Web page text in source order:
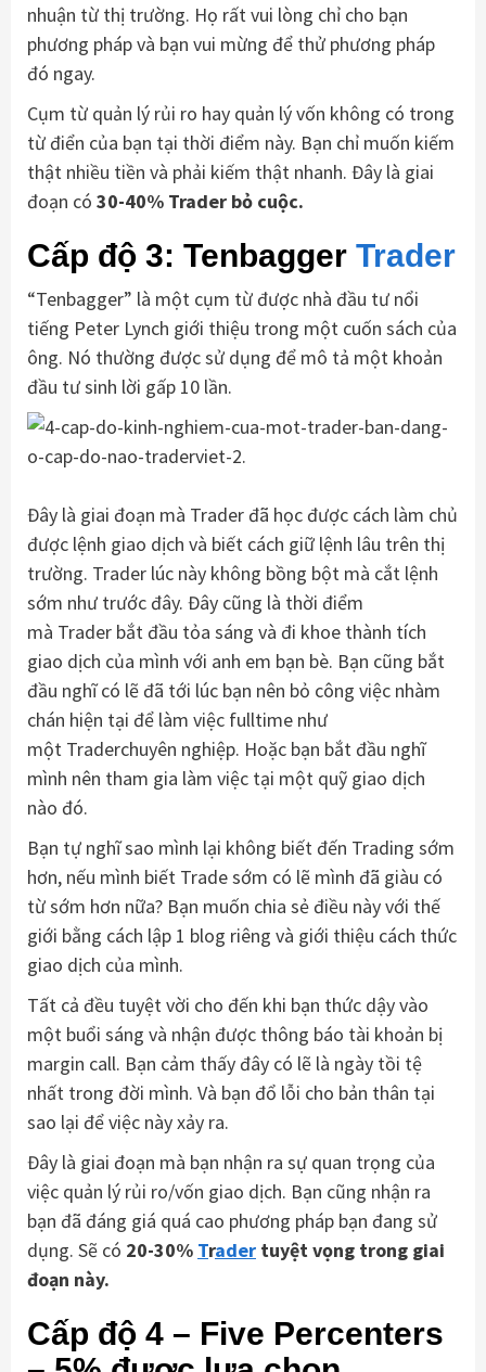
nhuận từ thị trường. Họ rất vui lòng chỉ cho bạn
phương pháp và bạn vui mừng để thử phương pháp
đó ngay.
Cụm từ quản lý rủi ro hay quản lý vốn không có trong
từ điển của bạn tại thời điểm này. Bạn chỉ muốn kiếm
thật nhiều tiền và phải kiếm thật nhanh. Đây là giai
đoạn có 30-40% Trader bỏ cuộc.
Cấp độ 3: Tenbagger Trader
“Tenbagger” là một cụm từ được nhà đầu tư nổi
tiếng Peter Lynch giới thiệu trong một cuốn sách của
ông. Nó thường được sử dụng để mô tả một khoản
đầu tư sinh lời gấp 10 lần.
Đây là giai đoạn mà Trader đã học được cách làm chủ
được lệnh giao dịch và biết cách giữ lệnh lâu trên thị
trường. Trader lúc này không bồng bột mà cắt lệnh
sớm như trước đây. Đây cũng là thời điểm
mà Trader bắt đầu tỏa sáng và đi khoe thành tích
giao dịch của mình với anh em bạn bè. Bạn cũng bắt
đầu nghĩ có lẽ đã tới lúc bạn nên bỏ công việc nhàm
chán hiện tại để làm việc fulltime như
một Traderchuyên nghiệp. Hoặc bạn bắt đầu nghĩ
mình nên tham gia làm việc tại một quỹ giao dịch
nào đó.
Bạn tự nghĩ sao mình lại không biết đến Trading sớm
hơn, nếu mình biết Trade sớm có lẽ mình đã giàu có
từ sớm hơn nữa? Bạn muốn chia sẻ điều này với thế
giới bằng cách lập 1 blog riêng và giới thiệu cách thức
giao dịch của mình.
Tất cả đều tuyệt vời cho đến khi bạn thức dậy vào
một buổi sáng và nhận được thông báo tài khoản bị
margin call. Bạn cảm thấy đây có lẽ là ngày tồi tệ
nhất trong đời mình. Và bạn đổ lỗi cho bản thân tại
sao lại để việc này xảy ra.
Đây là giai đoạn mà bạn nhận ra sự quan trọng của
việc quản lý rủi ro/vốn giao dịch. Bạn cũng nhận ra
bạn đã đáng giá quá cao phương pháp bạn đang sử
dụng. Sẽ có 20-30% Trader tuyệt vọng trong giai
đoạn này.
Cấp độ 4 – Five Percenters